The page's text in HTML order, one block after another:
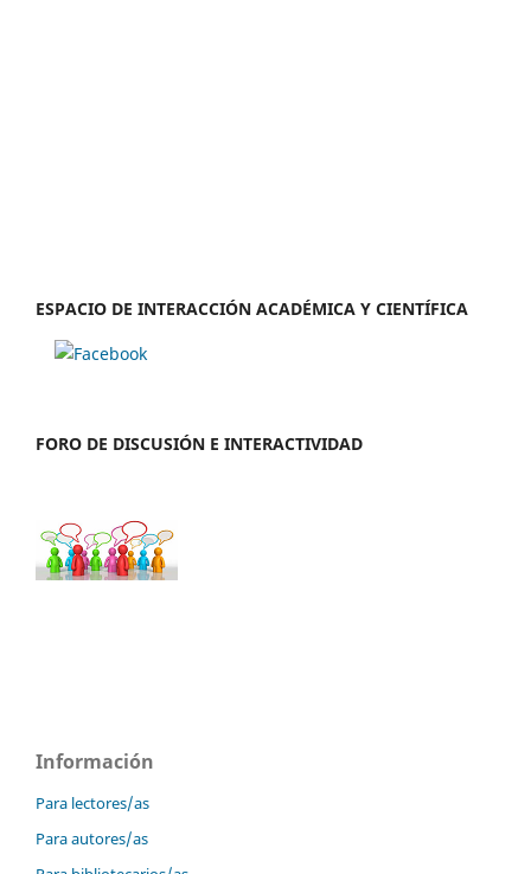
ESPACIO DE INTERACCIÓN ACADÉMICA Y CIENTÍFICA
FORO DE DISCUSIÓN E INTERACTIVIDAD
Información
Para lectores/as
Para autores/as